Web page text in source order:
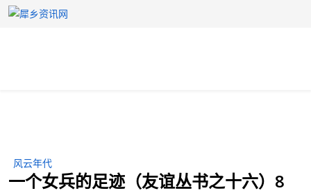
风云年代
一个女兵的足迹（友谊丛书之十六）8